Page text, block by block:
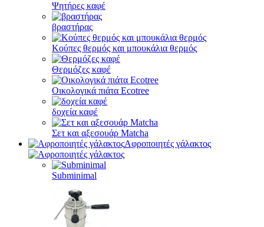
Ψητήρες καφέ
βραστήρας
Κούπες θερμός και μπουκάλια θερμός
Θερμόζες καφέ
Οικολογικά πιάτα Ecotree
δοχεία καφέ
Σετ και αξεσουάρ Matcha
Αφροποιητές γάλακτος
Subminimal